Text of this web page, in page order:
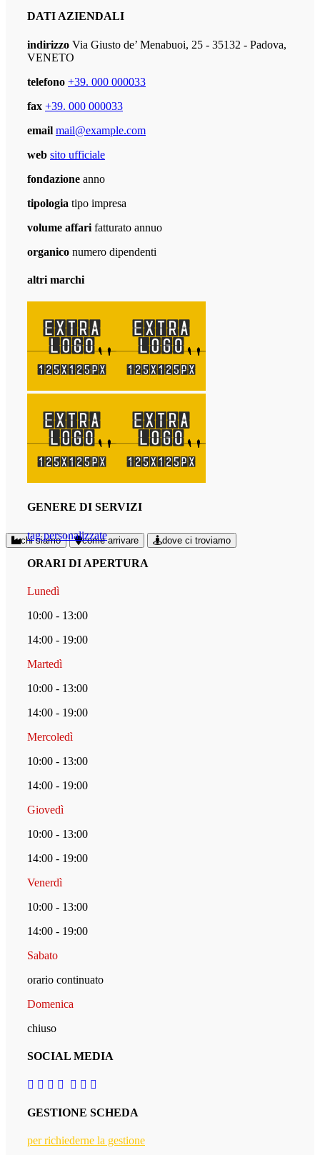
chi siamo come arrivare dove ci troviamo
DATI AZIENDALI
indirizzo Via Giusto de’ Menabuoi, 25 - 35132 - Padova,
VENETO
telefono +39. 000 000033
fax +39. 000 000033
email mail@example.com
web sito ufficiale
fondazione anno
tipologia tipo impresa
volume affari fatturato annuo
organico numero dipendenti
altri marchi
GENERE DI SERVIZI
tag personalizzate
ORARI DI APERTURA
Lunedì
10:00 - 13:00
14:00 - 19:00
Martedì
10:00 - 13:00
14:00 - 19:00
Mercoledì
10:00 - 13:00
14:00 - 19:00
Giovedì
10:00 - 13:00
14:00 - 19:00
Venerdì
10:00 - 13:00
14:00 - 19:00
Sabato
orario continuato
Domenica
chiuso
SOCIAL MEDIA
GESTIONE SCHEDA
per richiederne la gestione